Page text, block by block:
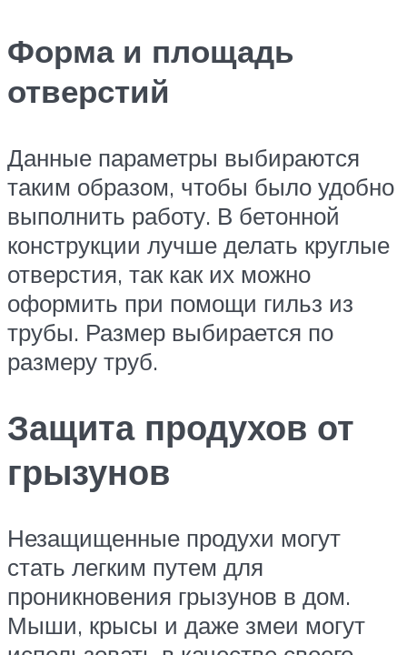
Форма и площадь
отверстий
Данные параметры выбираются
таким образом, чтобы было удобно
выполнить работу. В бетонной
конструкции лучше делать круглые
отверстия, так как их можно
оформить при помощи гильз из
трубы. Размер выбирается по
размеру труб.
Защита продухов от
грызунов
Незащищенные продухи могут
стать легким путем для
проникновения грызунов в дом.
Мыши, крысы и даже змеи могут